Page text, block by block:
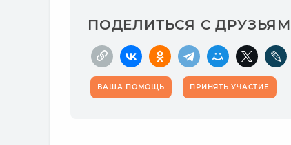
ПОДЕЛИТЬСЯ С
ВАША ПОМОЩЬ ПРИНЯТЬ УЧАСТИЕ